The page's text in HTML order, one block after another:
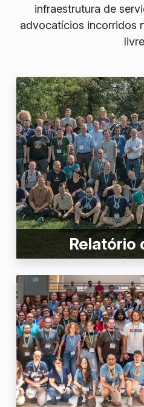
infraestrutura de
advocatícios incorridos
Relatório